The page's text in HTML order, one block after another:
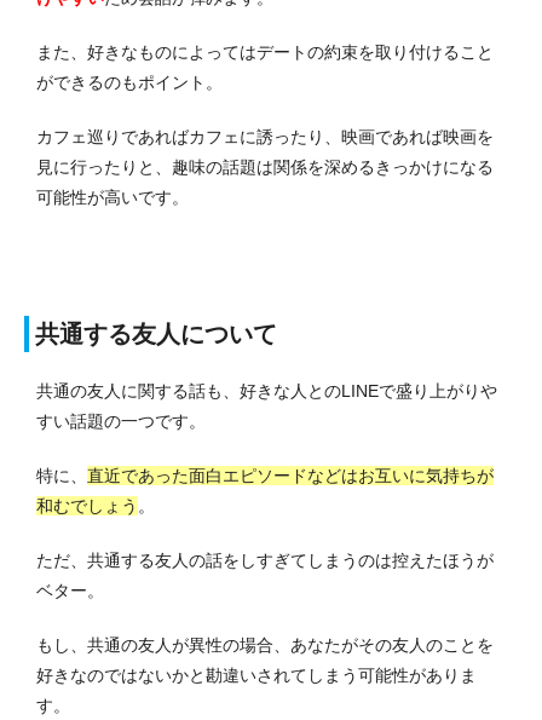
また、好きなものによってはデートの約束を取り付けること
ができるのもポイント。
カフェ巡りであればカフェに誘ったり、映画であれば映画を
見に行ったりと、趣味の話題は関係を深めるきっかけになる
可能性が高いです。
共通する友人について
共通の友人に関する話も、好きな人とのLINEで盛り上がりや
すい話題の一つです。
特に、 直近であった面白エピソードなどはお互いに気持ちが
和むでしょう 。
ただ、共通する友人の話をしすぎてしまうのは控えたほうが
ベター。
もし、共通の友人が異性の場合、あなたがその友人のことを
好きなのではないかと勘違いされてしまう可能性がありま
す。